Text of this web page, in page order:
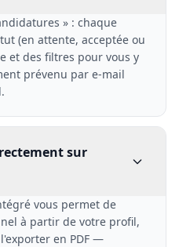
» : chaque
(en attente, acceptée ou
et des filtres pour vous y
prévenu par e-mail
sur
vous permet de
à partir de votre profil,
en PDF —